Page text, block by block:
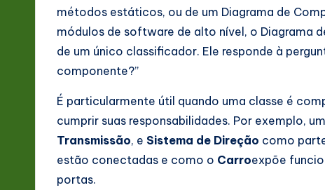
In
métodos estáticos, ou de um Diagrama de
módulos de software de alto nível, o Diagrama
de um único classificador. Ele responde à
componente?”
É particularmente útil quando uma classe é
cumprir suas responsabilidades. Por exemplo, um
Transmissão, e Sistema de Direção como
estão conectadas e como o Carroexpõe
portas.